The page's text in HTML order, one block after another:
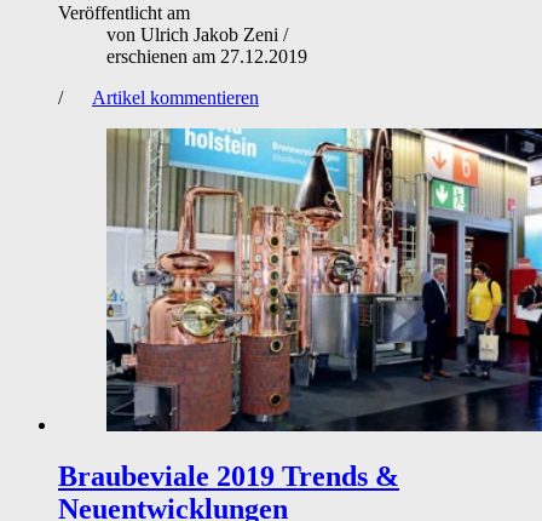
Veröffentlicht am
von Ulrich Jakob Zeni /
erschienen am 27.12.2019
/
Artikel kommentieren
Braubeviale 2019 Trends &
Neuentwicklungen